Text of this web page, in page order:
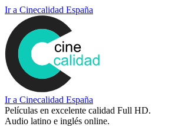
Ir a Cinecalidad España
Ir a Cinecalidad España
Películas en excelente calidad Full HD.
Audio latino e inglés online.